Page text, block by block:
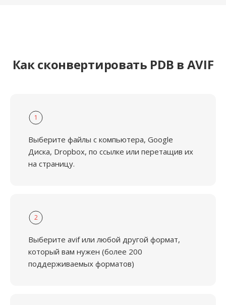
Как сконвертировать PDB в AVIF
1
Выберите файлы с компьютера, Google
Диска, Dropbox, по ссылке или перетащив их
на страницу.
2
Выберите avif или любой другой формат,
который вам нужен (более 200
поддерживаемых форматов)